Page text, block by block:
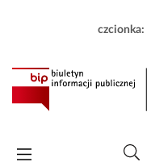
czcionka: